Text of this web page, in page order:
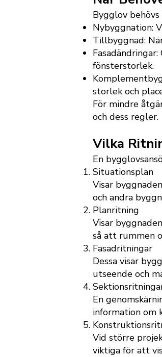
Bygglov
Nybyggnation:
Tillbyggnad:
fönsterstorlek.
storlek och
För mindre
och dess regler.
Vilka
En
Situationsplan
Visar
och andra
Planritning
Visar
så att rummen
Fasadritningar
Dessa visar
utseende och
En
information om
Vid större
viktiga för att